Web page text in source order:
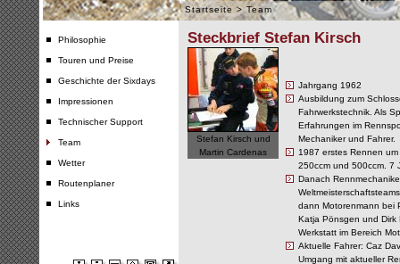
Startseite > Team
Philosophie
Touren und Preise
Geschichte der Sixdays
Impressionen
Technischer Support
Team
Wetter
Routenplaner
Links
Steckbrief Stefan Kirsch
Stefan Kirsch und
Martin Cardenas
Jahrgang 1962
Ausbildung zum
Fahrwerkstechnik. Als
Erfahrungen im
Mechaniker und Fahrer.
1987 erstes Rennen
250ccm und 500ccm. 7
Danach
dann Motorenmann bei
Katja Pönsgen und Dirk
Werkstatt im Bereich
Aktuelle Fahrer: Caz
Umgang mit aktueller